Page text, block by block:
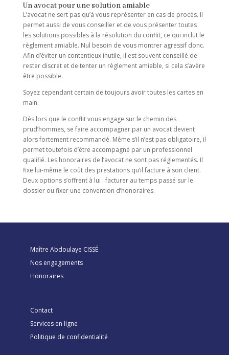
Un avocat pour une solution amiable
L’avocat ne sert pas qu’à vous représenter en cas de procès. Il
permet aussi de vous conseiller et de vous présenter toutes
les solutions possibles à la résolution du conflit, ce qui inclut le
règlement amiable. Nul besoin de vous montrer agressif donc.
Afin d’éviter un contentieux inutile, il est souvent conseillé de
rester discret et de tenter un règlement amiable, si cela s’avère
être possible.
Soyez cependant certain de toujours avoir toutes les cartes en
main.
Dès lors que le conflit vous engage sur le chemin des
prud’hommes, se faire accompagner par un avocat devient
alors fortement recommandé. Même s’il n’est pas obligatoire, il
permet toutefois d’être accompagné par un professionnel
qualifié. Les honoraires de l’avocat ne sont pas réglementés. Il
fixe lui-même le coût des prestations qu’il facture à son client.
Deux options s’offrent à lui : facturer au temps passé sur le
dossier ou fixer une convention d’honoraires.
Maître Abdoulaye CISSÉ
Nos engagements
Honoraires
Contact
Services en ligne
Politique de confidentialité